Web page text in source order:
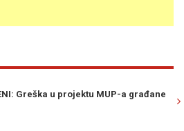
REPUBLICI SRPSKOJ: Policija poziva